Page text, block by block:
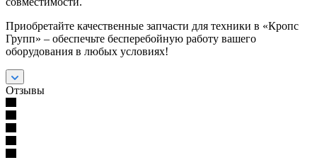
Приобретайте качественные запчасти для техники в «Кропс
Групп» – обеспечьте бесперебойную работу вашего
оборудования в любых условиях!
Отзывы